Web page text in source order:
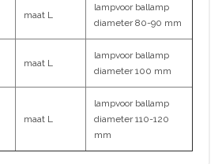
maat L
lampvoor ballamp
diameter 80-90 mm
maat L
lampvoor ballamp
diameter 100 mm
maat L
lampvoor ballamp
diameter 110-120
mm